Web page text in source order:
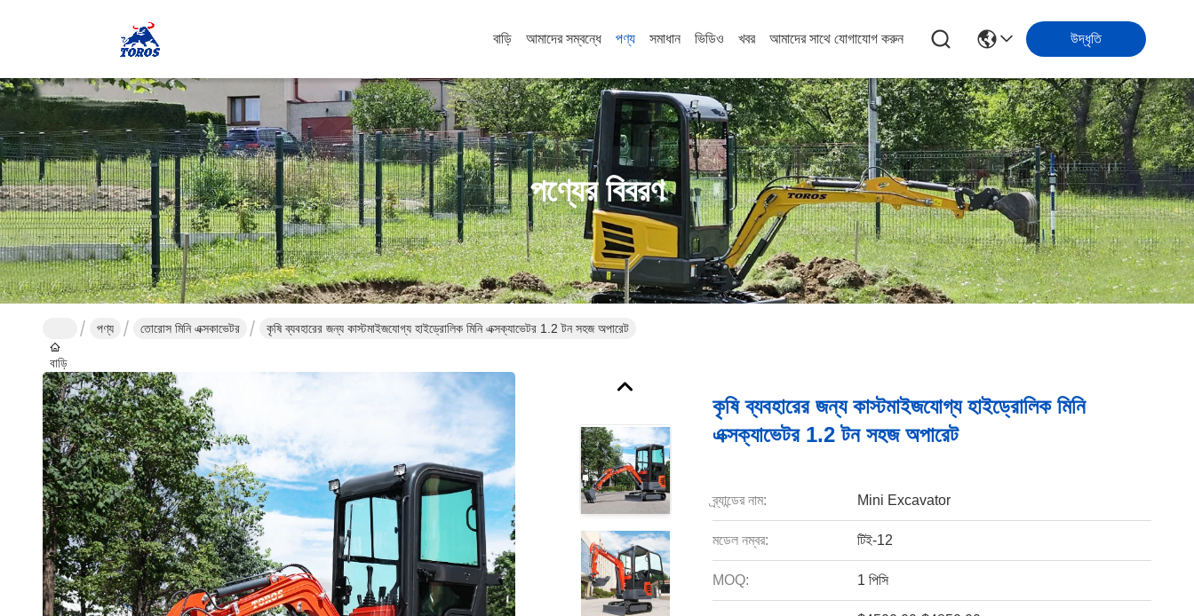
বাড়ি আমাদের সম্বন্ধে পণ্য সমাধান ভিডিও খবর আমাদের সাথে যোগাযোগ করুন উদ্ধৃতি
পণ্যের বিবরণ
বাড়ি
পণ্য তোরোস মিনি এক্সকাভেটর কৃষি ব্যবহারের জন্য কাস্টমাইজযোগ্য হাইড্রোলিক মিনি এক্সক্যাভেটর 1.2 টন সহজ অপারেট
কৃষি ব্যবহারের জন্য কাস্টমাইজযোগ্য হাইড্রোলিক মিনি
এক্সক্যাভেটর 1.2 টন সহজ অপারেট
ব্র্যান্ডের নাম: Mini Excavator
মডেল নম্বর: টিই-12
MOQ: 1 পিসি